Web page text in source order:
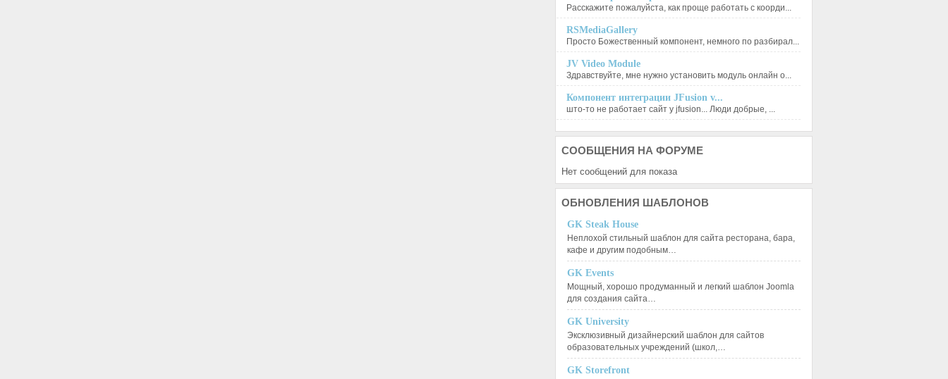
Расскажите пожалуйста, как проще работать с коорди...
RSMediaGallery
Просто Божественный компонент, немного по разбирал...
JV Video Module
Здравствуйте, мне нужно установить модуль онлайн о...
Компонент интеграции JFusion v...
што-то не работает сайт у jfusion... Люди добрые, ...
СООБЩЕНИЯ НА ФОРУМЕ
Нет сообщений для показа
ОБНОВЛЕНИЯ ШАБЛОНОВ
GK Steak House
Неплохой стильный шаблон для сайта ресторана, бара,
кафе и другим подобным…
GK Events
Мощный, хорошо продуманный и легкий шаблон Joomla
для создания сайта…
GK University
Эксклюзивный дизайнерский шаблон для сайтов
образовательных учреждений (школ,…
GK Storefront